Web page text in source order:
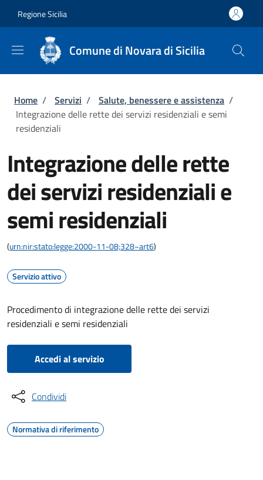
Regione Sicilia
Comune di Novara di Sicilia
Briciole di pane
Home / Servizi / Salute, benessere e assistenza /
Integrazione delle rette dei servizi residenziali e semi
residenziali
Integrazione delle rette
dei servizi residenziali e
semi residenziali
(urn:nir:stato:legge:2000-11-08;328~art6)
Servizio attivo
Procedimento di integrazione delle rette dei servizi
residenziali e semi residenziali
Accedi al servizio
Condividi
Normativa di riferimento